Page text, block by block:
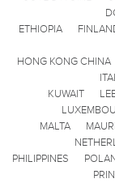
ETHIOPIA
HONG KONG CHINA
KUWAIT
MALTA
PHILIPPINES